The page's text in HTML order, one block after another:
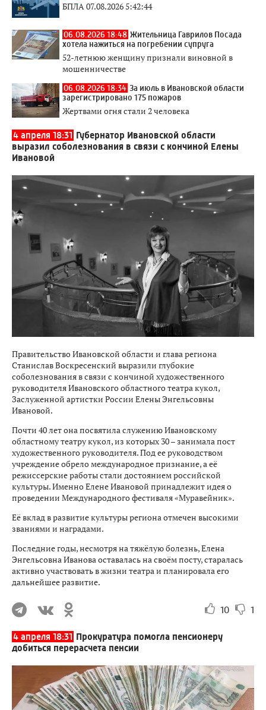
БПЛА 07.08.2026 5:42:44
06.08.2026 18:48 Жительница Гаврилов Посада
хотела нажиться на погребении супруга
52-летнюю женщину признали виновной в
мошенничестве
06.08.2026 18:34 За июль в Ивановской области
зарегистрировано 175 пожаров
Жертвами огня стали 2 человека
4 апреля 18:31 Губернатор Ивановской области
выразил соболезнования в связи с кончиной Елены
Ивановой
Правительство Ивановской области и глава региона
Станислав Воскресенский выразили глубокие
соболезнования в связи с кончиной художественного
руководителя Ивановского областного театра кукол,
Заслуженной артистки России Елены Энгельсовны
Ивановой.
Почти 40 лет она посвятила служению Ивановскому
областному театру кукол, из которых 30 – занимала пост
художественного руководителя. Под ее руководством
учреждение обрело международное признание, а её
режиссерские работы стали достоянием российской
культуры. Именно Елене Ивановой принадлежит идея о
проведении Международного фестиваля «Муравейник».
Её вклад в развитие культуры региона отмечен высокими
званиями и наградами.
Последние годы, несмотря на тяжёлую болезнь, Елена
Энгельсовна Иванова оставалась на своём посту, старалась
активно участвовать в жизни театра и планировала его
дальнейшее развитие.
10 1
4 апреля 18:31 Прокуратура помогла пенсионеру
добиться перерасчета пенсии